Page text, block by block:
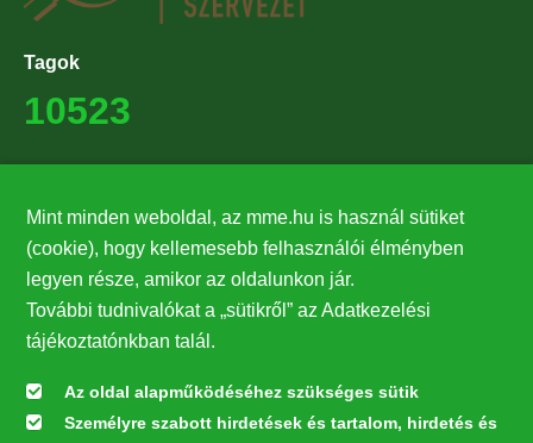
Tagok
10523
27224
Hírlevél feliratkozás
Értesüljön elsőként legfrissebb híreinkről, eseményeinkről!
Feliratkozás
Mint minden weboldal, az mme.hu is használ sütiket
(cookie), hogy kellemesebb felhasználói élményben
legyen része, amikor az oldalunkon jár.
További tudnivalókat a „sütikről” az Adatkezelési
tájékoztatónkban talál.
Az oldal alapműködéséhez szükséges sütik
Személyre szabott hirdetések és tartalom, hirdetés és